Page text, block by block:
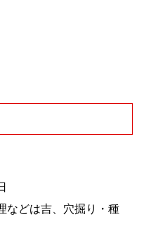
などは吉、穴掘り・種